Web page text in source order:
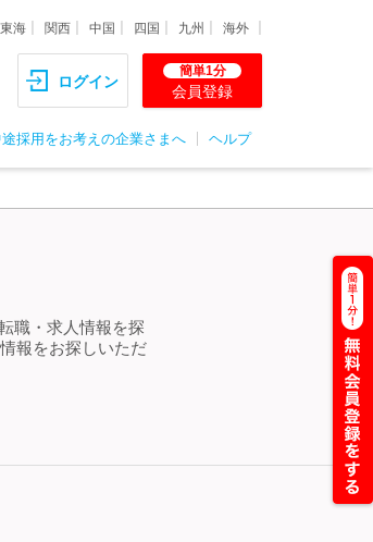
東海 関西 中国 四国 九州 海外
ログイン
簡単1分
会員登録
採用をお考えの企業さまへ ヘルプ
職・求人情報を探
報をお探しいただ